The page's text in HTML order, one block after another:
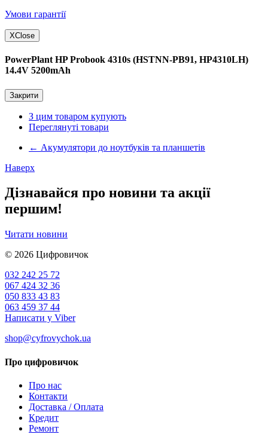
Умови гарантії
XClose
PowerPlant HP Probook 4310s (HSTNN-PB91, HP4310LH)
14.4V 5200mAh
Закрити
З цим товаром купують
Переглянуті товари
← Акумулятори до ноутбуків та планшетів
Наверх
Дізнавайся про новини та акції
першим!
Читати новини
© 2026 Цифровичок
032 242 25 72
067 424 32 36
050 833 43 83
063 459 37 44
Написати у Viber
shop@cyfrovychok.ua
Про цифровичок
Про нас
Контакти
Доставка / Оплата
Кредит
Ремонт